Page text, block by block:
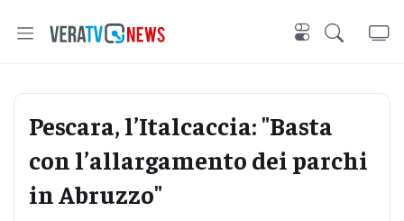
Pescara, l’Italcaccia: "Basta
con l’allargamento dei parchi
in Abruzzo"